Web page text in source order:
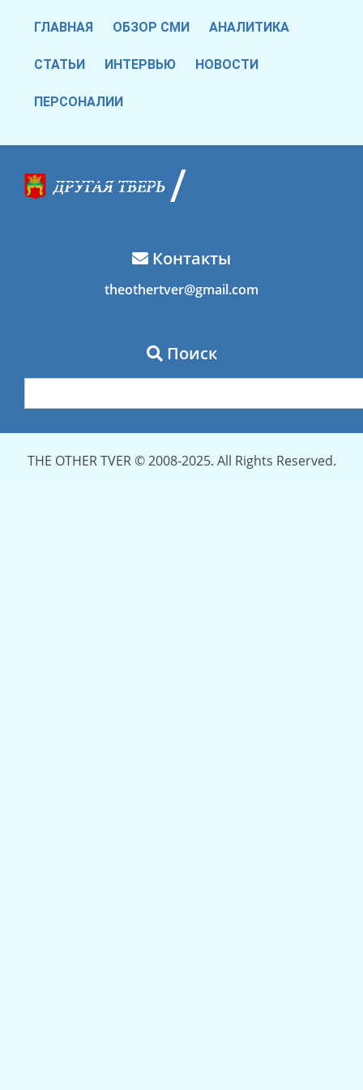
ГЛАВНАЯ ОБЗОР СМИ АНАЛИТИКА
СТАТЬИ ИНТЕРВЬЮ НОВОСТИ
ПЕРСОНАЛИИ
Контакты
theothertver@gmail.com
Поиск
THE OTHER TVER © 2008-2025. All Rights Reserved.